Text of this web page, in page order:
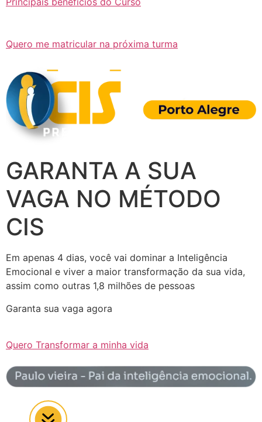
Quero me matricular na próxima turma
GARANTA A SUA
VAGA NO MÉTODO
CIS
Em apenas 4 dias, você vai dominar a Inteligência
Emocional e viver a maior transformação da sua vida,
assim como outras 1,8 milhões de pessoas
Garanta sua vaga agora
Quero Transformar a minha vida